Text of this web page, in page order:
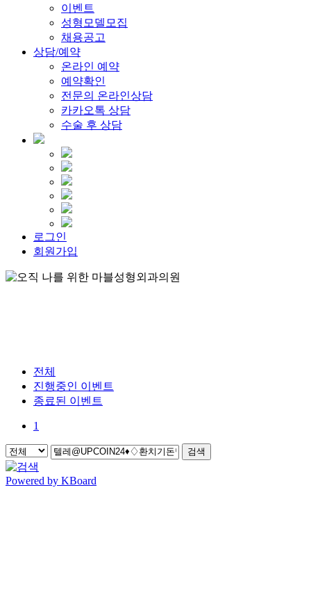
이벤트
성형모델모집
채용공고
상담/예약
온라인 예약
예약확인
전문의 온라인상담
카카오톡 상담
수술 후 상담
로그인
회원가입
전체
진행중인 이벤트
종료된 이벤트
1
검색
Powered by KBoard